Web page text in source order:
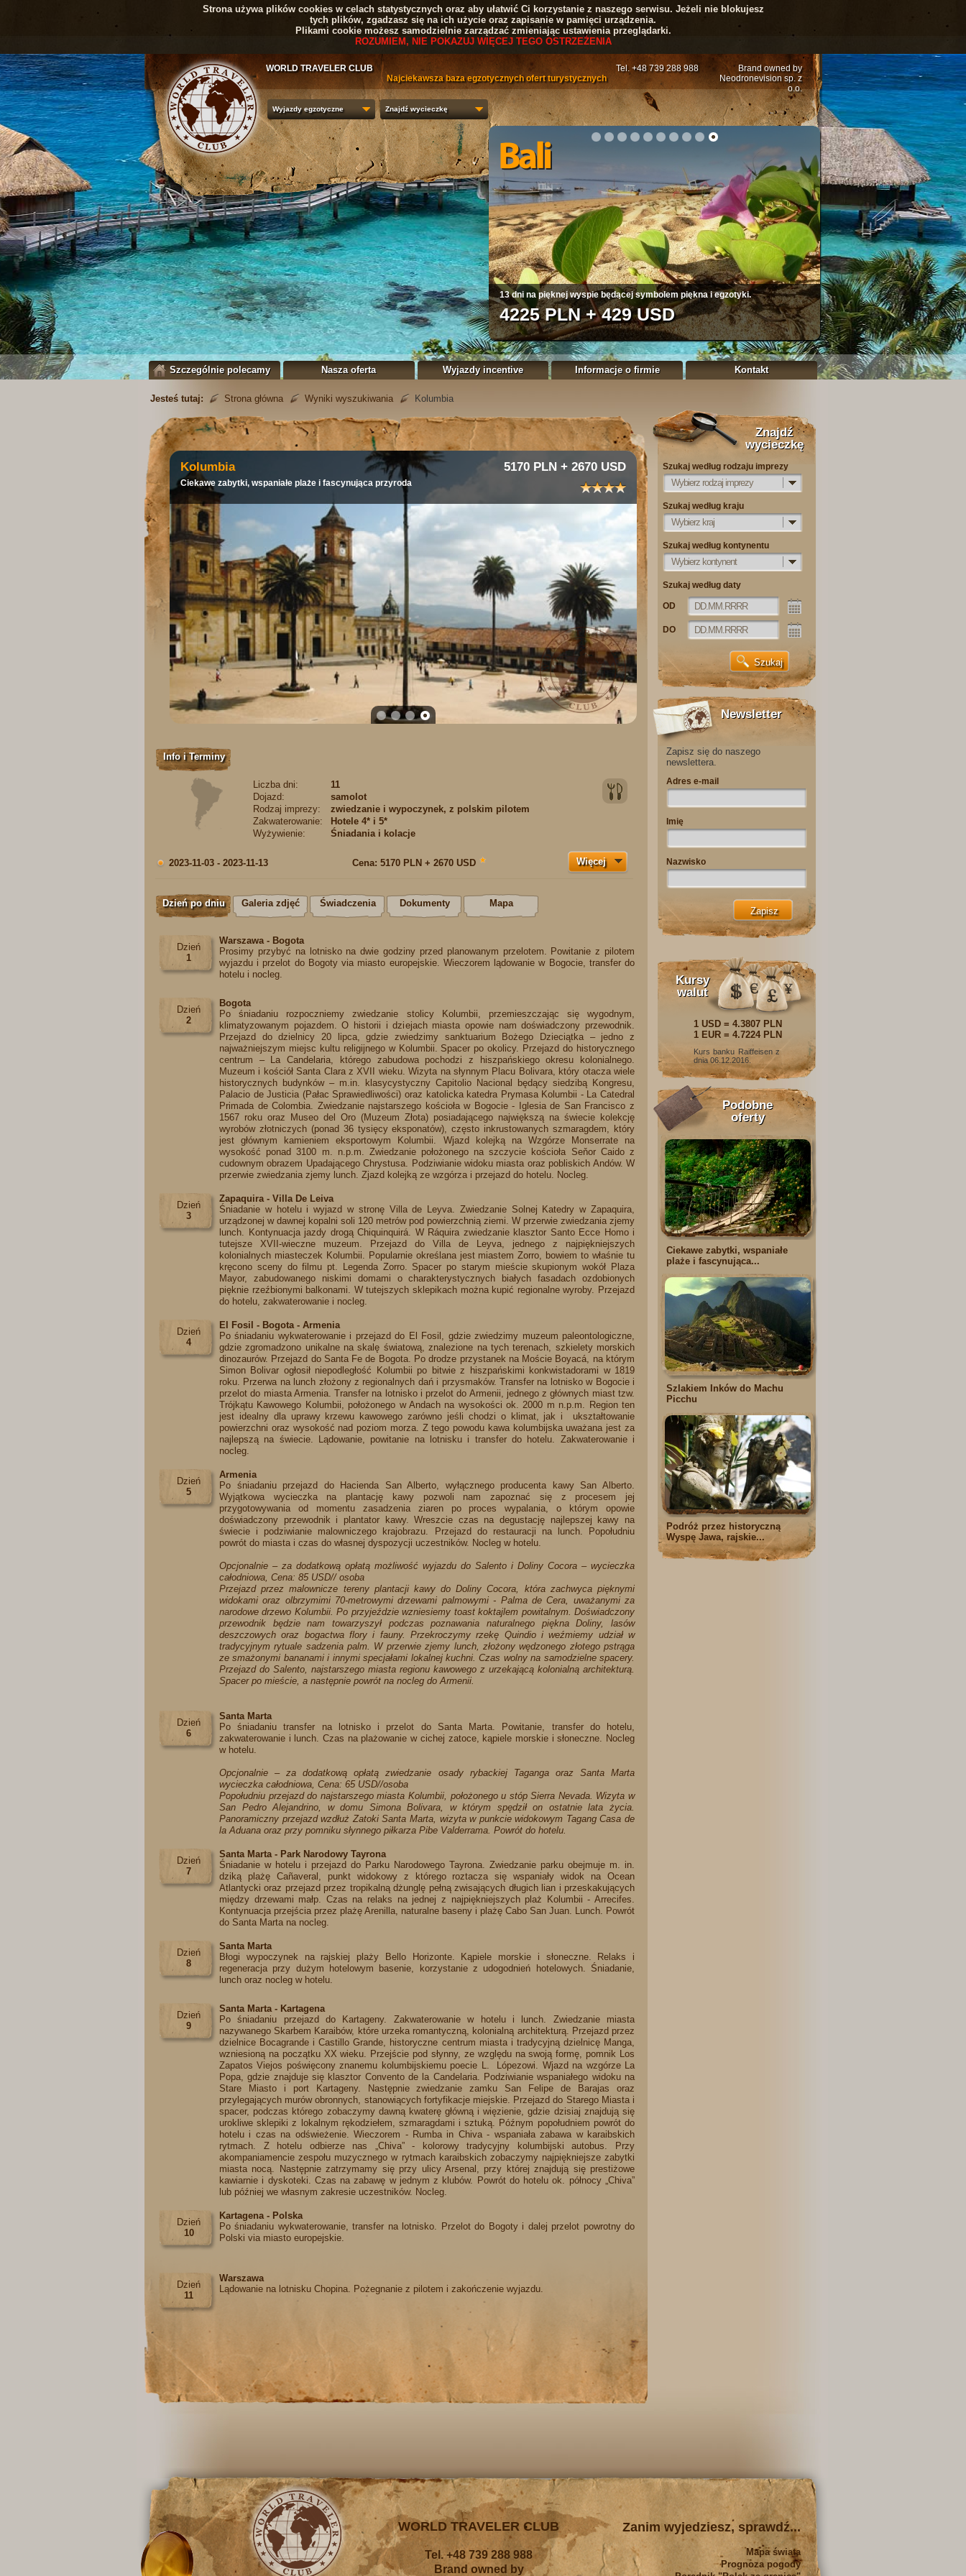
Strona używa plików cookies w celach statystycznych oraz aby ułatwić Ci korzystanie z naszego serwisu. Jeżeli nie blokujesz
tych plików, zgadzasz się na ich użycie oraz zapisanie w pamięci urządzenia.
Plikami cookie możesz samodzielnie zarządzać zmieniając ustawienia przeglądarki.
ROZUMIEM, NIE POKAZUJ WIĘCEJ TEGO OSTRZEŻENIA
WORLD TRAVELER CLUB
Najciekawsza baza egzotycznych ofert turystycznych
Tel. +48 739 288 988
Brand owned by
Neodronevision sp. z
o.o.
13 dni na pięknej wyspie będącej symbolem piękna i egzotyki.
4225 PLN + 429 USD
Wyjazdy egzotyczne Znajdź wycieczkę
Szczególnie polecamy Nasza oferta Wyjazdy incentive Informacje o firmie Kontakt
Jesteś tutaj: Strona główna Wyniki wyszukiwania Kolumbia
1 2 3 4
Kolumbia
Ciekawe zabytki, wspaniałe plaże i fascynująca przyroda
5170 PLN + 2670 USD
Info i Terminy
Liczba dni:
11
Dojazd:
samolot
Rodzaj imprezy:
zwiedzanie i wypoczynek, z polskim pilotem
Zakwaterowanie:
Hotele 4* i 5*
Wyżywienie:
Śniadania i kolacje
2023-11-03 - 2023-11-13 Cena: 5170 PLN + 2670 USD ★ Więcej
Dzień po dniu Galeria zdjęć Świadczenia Dokumenty Mapa
Dzień
1
Warszawa - Bogota
Prosimy przybyć na lotnisko na dwie godziny przed planowanym przelotem. Powitanie z pilotem
wyjazdu i przelot do Bogoty via miasto europejskie. Wieczorem lądowanie w Bogocie, transfer do
hotelu i nocleg.​
Dzień
2
Bogota
Po śniadaniu rozpoczniemy zwiedzanie stolicy Kolumbii, przemieszczając się wygodnym,
klimatyzowanym pojazdem. O historii i dziejach miasta opowie nam doświadczony przewodnik.
Przejazd do dzielnicy 20 lipca, gdzie zwiedzimy sanktuarium Bożego Dzieciątka – jedno z
najważniejszym miejsc kultu religijnego w Kolumbii. Spacer po okolicy. Przejazd do historycznego
centrum – La Candelaria, którego zabudowa pochodzi z hiszpańskiego okresu kolonialnego.
Muzeum i kościół Santa Clara z XVII wieku. Wizyta na słynnym Placu Bolivara, który otacza wiele
historycznych budynków – m.in. klasycystyczny Capitolio Nacional będący siedzibą Kongresu,
Palacio de Justicia (Pałac Sprawiedliwości) oraz katolicka katedra Prymasa Kolumbii - La Catedral
Primada de Colombia. Zwiedzanie najstarszego kościoła w Bogocie - Iglesia de San Francisco z
1567 roku oraz Museo del Oro (Muzeum Złota) posiadającego największą na świecie kolekcję
wyrobów złotniczych (ponad 36 tysięcy eksponatów), często inkrustowanych szmaragdem, który
jest głównym kamieniem eksportowym Kolumbii. Wjazd kolejką na Wzgórze Monserrate na
wysokość ponad 3100 m. n.p.m. Zwiedzanie położonego na szczycie kościoła Seňor Caido z
cudownym obrazem Upadającego Chrystusa. Podziwianie widoku miasta oraz pobliskich Andów. W
przerwie zwiedzania zjemy lunch. Zjazd kolejką ze wzgórza i przejazd do hotelu. Nocleg.​
Dzień
3
Zapaquira - Villa De Leiva
Śniadanie w hotelu i wyjazd w stronę Villa de Leyva. Zwiedzanie Solnej Katedry w Zapaquira,
urządzonej w dawnej kopalni soli 120 metrów pod powierzchnią ziemi. W przerwie zwiedzania zjemy
lunch. Kontynuacja jazdy drogą Chiquinquirá. W Ráquira zwiedzanie klasztor Santo Ecce Homo i
tutejsze XVII-wieczne muzeum. Przejazd do Villa de Leyva, jednego z najpiękniejszych
kolonialnych miasteczek Kolumbii. Popularnie określana jest miastem Zorro, bowiem to właśnie tu
kręcono sceny do filmu pt. Legenda Zorro. Spacer po starym mieście skupionym wokół Plaza
Mayor, zabudowanego niskimi domami o charakterystycznych białych fasadach ozdobionych
pięknie rzeźbionymi balkonami. W tutejszych sklepikach można kupić regionalne wyroby. Przejazd
do hotelu, zakwaterowanie i nocleg.​
Dzień
4
El Fosil - Bogota - Armenia
Po śniadaniu wykwaterowanie i przejazd do El Fosil, gdzie zwiedzimy muzeum paleontologiczne,
gdzie zgromadzono unikalne na skalę światową, znalezione na tych terenach, szkielety morskich
dinozaurów. Przejazd do Santa Fe de Bogota. Po drodze przystanek na Moście Boyacá, na którym
Simon Bolivar ogłosił niepodległość Kolumbii po bitwie z hiszpańskimi konkwistadorami w 1819
roku. Przerwa na lunch złożony z regionalnych dań i przysmaków. Transfer na lotnisko w Bogocie i
przelot do miasta Armenia. Transfer na lotnisko i przelot do Armenii, jednego z głównych miast tzw.
Trójkątu Kawowego Kolumbii, położonego w Andach na wysokości ok. 2000 m n.p.m. Region ten
jest idealny dla uprawy krzewu kawowego zarówno jeśli chodzi o klimat, jak i ukształtowanie
powierzchni oraz wysokość nad poziom morza. Z tego powodu kawa kolumbijska uważana jest za
najlepszą na świecie. Lądowanie, powitanie na lotnisku i transfer do hotelu. Zakwaterowanie i
nocleg.​
Dzień
5
Armenia
Po śniadaniu przejazd do Hacienda San Alberto, wyłącznego producenta kawy San Alberto.
Wyjątkowa wycieczka na plantację kawy pozwoli nam zapoznać się z procesem jej
przygotowywania od momentu zasadzenia ziaren po proces wypalania, o którym opowie
doświadczony przewodnik i plantator kawy. Wreszcie czas na degustację najlepszej kawy na
świecie i podziwianie malowniczego krajobrazu. Przejazd do restauracji na lunch. Popołudniu
powrót do miasta i czas do własnej dyspozycji uczestników. Nocleg w hotelu.
Opcjonalnie – za dodatkową opłatą możliwość wyjazdu do Salento i Doliny Cocora – wycieczka
całodniowa, Cena: 85 USD// osoba
Przejazd przez malownicze tereny plantacji kawy do Doliny Cocora, która zachwyca pięknymi
widokami oraz olbrzymimi 70-metrowymi drzewami palmowymi - Palma de Cera, uważanymi za
narodowe drzewo Kolumbii. Po przyjeździe wzniesiemy toast koktajlem powitalnym. Doświadczony
przewodnik będzie nam towarzyszył podczas poznawania naturalnego piękna Doliny, lasów
deszczowych oraz bogactwa flory i fauny. Przekroczymy rzekę Quindio i weźmiemy udział w
tradycyjnym rytuale sadzenia palm. W przerwie zjemy lunch, złożony wędzonego złotego pstrąga
ze smażonymi bananami i innymi specjałami lokalnej kuchni. Czas wolny na samodzielne spacery.
Przejazd do Salento, najstarszego miasta regionu kawowego z urzekającą kolonialną architekturą.
Spacer po mieście, a następnie powrót na nocleg do Armenii.
Dzień
6
Santa Marta
Po śniadaniu transfer na lotnisko i przelot do Santa Marta. Powitanie, transfer do hotelu,
zakwaterowanie i lunch. Czas na plażowanie w cichej zatoce, kąpiele morskie i słoneczne. Nocleg
w hotelu.
Opcjonalnie – za dodatkową opłatą zwiedzanie osady rybackiej Taganga oraz Santa Marta
wycieczka całodniowa, Cena: 65 USD//osoba
Popołudniu przejazd do najstarszego miasta Kolumbii, położonego u stóp Sierra Nevada. Wizyta w
San Pedro Alejandrino, w domu Simona Bolivara, w którym spędził on ostatnie lata życia.
Panoramiczny przejazd wzdłuż Zatoki Santa Marta, wizyta w punkcie widokowym Tagang Casa de
la Aduana oraz przy pomniku słynnego piłkarza Pibe Valderrama. Powrót do hotelu.​​
Dzień
7
Santa Marta - Park Narodowy Tayrona
Śniadanie w hotelu i przejazd do Parku Narodowego Tayrona. Zwiedzanie parku obejmuje m. in.
dziką plażę Cañaveral, punkt widokowy z którego roztacza się wspaniały widok na Ocean
Atlantycki oraz przejazd przez tropikalną dżunglę pełną zwisających długich lian i przeskakujących
między drzewami małp. Czas na relaks na jednej z najpiękniejszych plaż Kolumbii - Arrecifes.
Kontynuacja przejścia przez plażę Arenilla, naturalne baseny i plażę Cabo San Juan. Lunch. Powrót
do Santa Marta na nocleg.​
Dzień
8
Santa Marta
Błogi wypoczynek na rajskiej plaży Bello Horizonte. Kąpiele morskie i słoneczne. Relaks i
regeneracja przy dużym hotelowym basenie, korzystanie z udogodnień hotelowych. Śniadanie,
lunch oraz nocleg w hotelu.​
Dzień
9
Santa Marta - Kartagena
Po śniadaniu przejazd do Kartageny. Zakwaterowanie w hotelu i lunch. Zwiedzanie miasta
nazywanego Skarbem Karaibów, które urzeka romantyczną, kolonialną architekturą. Przejazd przez
dzielnice Bocagrande i Castillo Grande, historyczne centrum miasta i tradycyjną dzielnicę Manga,
wzniesioną na początku XX wieku. Przejście pod słynny, ze względu na swoją formę, pomnik Los
Zapatos Viejos poświęcony znanemu kolumbijskiemu poecie L. Lópezowi. Wjazd na wzgórze La
Popa, gdzie znajduje się klasztor Convento de la Candelaria. Podziwianie wspaniałego widoku na
Stare Miasto i port Kartageny. Następnie zwiedzanie zamku San Felipe de Barajas oraz
przylegających murów obronnych, stanowiących fortyfikacje miejskie. Przejazd do Starego Miasta i
spacer, podczas którego zobaczymy dawną kwaterę główną i więzienie, gdzie dzisiaj znajdują się
urokliwe sklepiki z lokalnym rękodziełem, szmaragdami i sztuką. Późnym popołudniem powrót do
hotelu i czas na odświeżenie. Wieczorem - Rumba in Chiva - wspaniała zabawa w karaibskich
rytmach. Z hotelu odbierze nas „Chiva” - kolorowy tradycyjny kolumbijski autobus. Przy
akompaniamencie zespołu muzycznego w rytmach karaibskich zobaczymy najpiękniejsze zabytki
miasta nocą. Następnie zatrzymamy się przy ulicy Arsenal, przy której znajdują się prestiżowe
kawiarnie i dyskoteki. Czas na zabawę w jednym z klubów. Powrót do hotelu ok. północy „Chiva”
lub później we własnym zakresie uczestników. Nocleg.​
Dzień
10
Kartagena - Polska
Po śniadaniu wykwaterowanie, transfer na lotnisko. Przelot do Bogoty i dalej przelot powrotny do
Polski via miasto europejskie.​
Dzień
11
Warszawa
Lądowanie na lotnisku Chopina. Pożegnanie z pilotem i zakończenie wyjazdu.​
Znajdź
wycieczkę
Szukaj według rodzaju imprezy
Wybierz rodzaj imprezy
Szukaj według kraju
Wybierz kraj
Szukaj według kontynentu
Wybierz kontynent
Szukaj według daty
OD
DO
Newsletter
Zapisz się do naszego
newslettera.
Adres e-mail
Imię
Nazwisko
Kursy
walut
1 USD = 4.3807 PLN
1 EUR = 4.7224 PLN
Kurs banku Raiffeisen z
dnia 06.12.2016.
Podobne
oferty
Ciekawe zabytki, wspaniałe
plaże i fascynująca...
Szlakiem Inków do Machu
Picchu
Podróż przez historyczną
Wyspę Jawa, rajskie...
WORLD TRAVELER CLUB
Tel. +48 739 288 988
Brand owned by
Zanim wyjedziesz, sprawdź...
Mapa świata
Prognoza pogody